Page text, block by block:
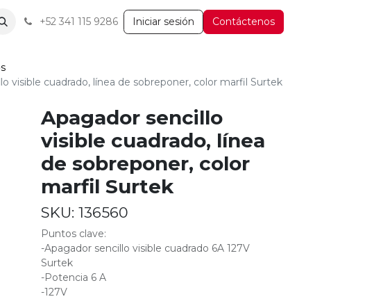
+52 341 115 9286 Iniciar sesión Contáctenos
visible cuadrado, línea de sobreponer, color marfil Surtek
Apagador sencillo
visible cuadrado, línea
de sobreponer, color
marfil Surtek
SKU: 136560
Puntos clave:
-Apagador sencillo visible cuadrado 6A 127V
Surtek
-Potencia 6 A
-127V